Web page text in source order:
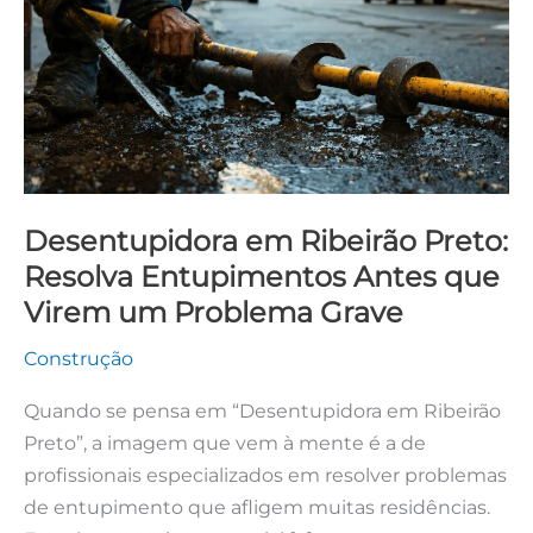
Desentupidora em Ribeirão Preto:
Resolva Entupimentos Antes que
Virem um Problema Grave
Construção
Quando se pensa em “Desentupidora em Ribeirão
Preto”, a imagem que vem à mente é a de
profissionais especializados em resolver problemas
de entupimento que afligem muitas residências.
Preto:
Resolva
Entupimentos
Antes
que
Virem
Problema
Grave